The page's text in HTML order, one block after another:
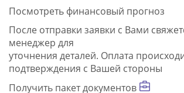
Посмотреть финансовый прогноз
После отправки заявки с Вами
менеджер для
уточнения деталей. Оплата
подтверждения с Вашей стороны
Получить пакет документов